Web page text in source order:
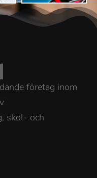
företag inom
skol- och